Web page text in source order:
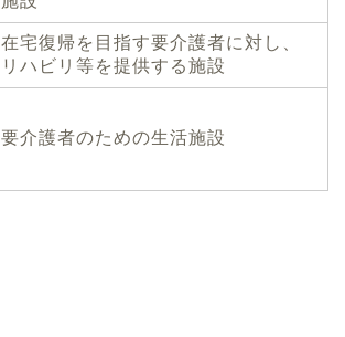
在宅復帰を目指す要介護者に対し、
リハビリ等を提供する施設
要介護者のための生活施設